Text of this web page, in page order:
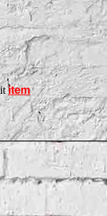
item